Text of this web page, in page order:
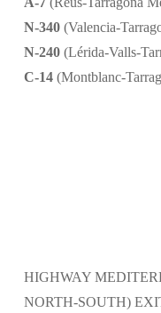
N-340 (Valencia-
N-240 (Lérida-Valls-
C-14 (Montblanc-
HIGHWAY
NORTH-SOUTH)